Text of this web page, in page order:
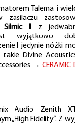
Talema i
zasilaczu
II
z
wyjątkowo
I jedynie nóżki
takie Divine
→CERAMIC
Audio Zenith
„High Fidelity”. Z